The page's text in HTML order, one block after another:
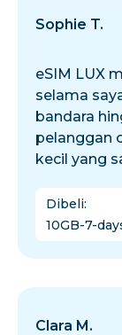
Sophie T.
eSIM LUX
selama
bandara
pelanggan
kecil yang
Dibeli:
10GB-7-
Clara M.